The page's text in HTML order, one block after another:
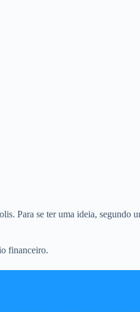
Para se ter uma ideia, segundo
financeiro.